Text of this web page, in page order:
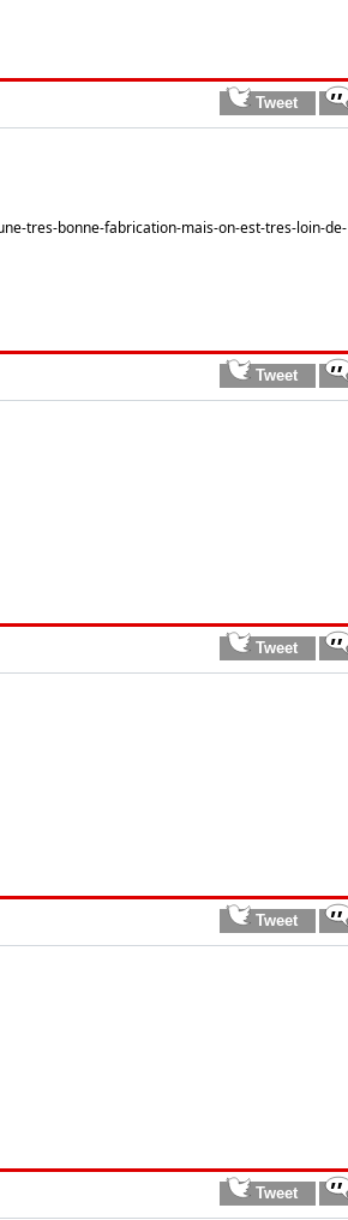
tres-bonne-fabrication-mais-on-est-tres-loin-de-